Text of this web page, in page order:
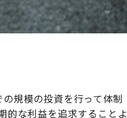
規模の投資を行って体制
的な利益を追求することよ